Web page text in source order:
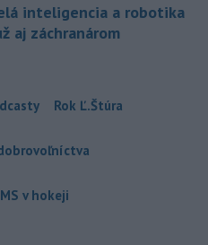
inteligencia a robotika
aj záchranárom
Rok Ľ.Štúra
MS v hokeji